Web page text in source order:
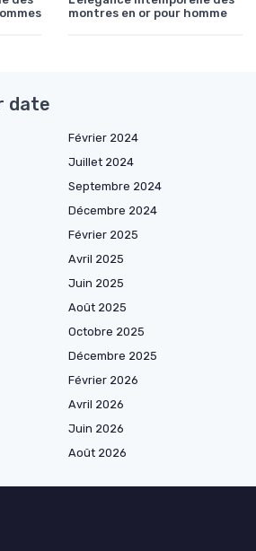
montres en or pour homme
date
Février 2024
Juillet 2024
Septembre 2024
Décembre 2024
Février 2025
Avril 2025
Juin 2025
Août 2025
Octobre 2025
Décembre 2025
Février 2026
Avril 2026
Juin 2026
Août 2026